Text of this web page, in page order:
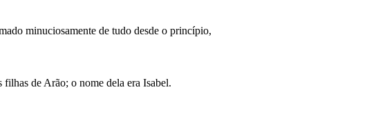
minuciosamente de tudo desde o princípio,
de Arão; o nome dela era Isabel.